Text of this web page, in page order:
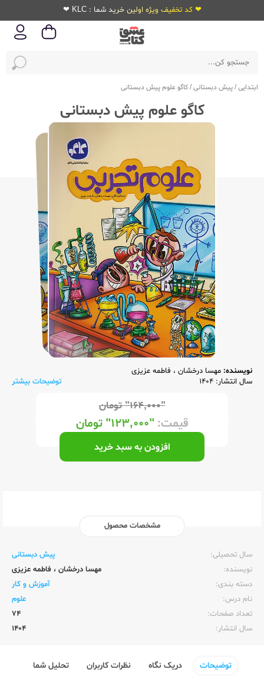
❤ کد تخفیف ویژه اولین خرید شما : KLC ❤
ابتدایی/پیش دبستانی/کاگو علوم پیش دبستانی
کاگو علوم پیش دبستانی
نویسنده: مهسا درخشان ، فاطمه عزیزی
سال انتشار: 1404
توضیحات بیشتر
"۱۶۴,۰۰۰" تومان
قیمت:"۱۲۳,۰۰۰" تومان
افزودن به سبد خرید
مشخصات محصول
سال تحصیلی:‌
پیش دبستانی
نویسنده:‌
مهسا درخشان ، فاطمه عزیزی
دسته بندی:
آموزش و کار
نام درس:
علوم
تعداد صفحات:‌
74
سال انتشار:‌
1404
توضیحات دریک نگاه نظرات کاربران تحلیل شما